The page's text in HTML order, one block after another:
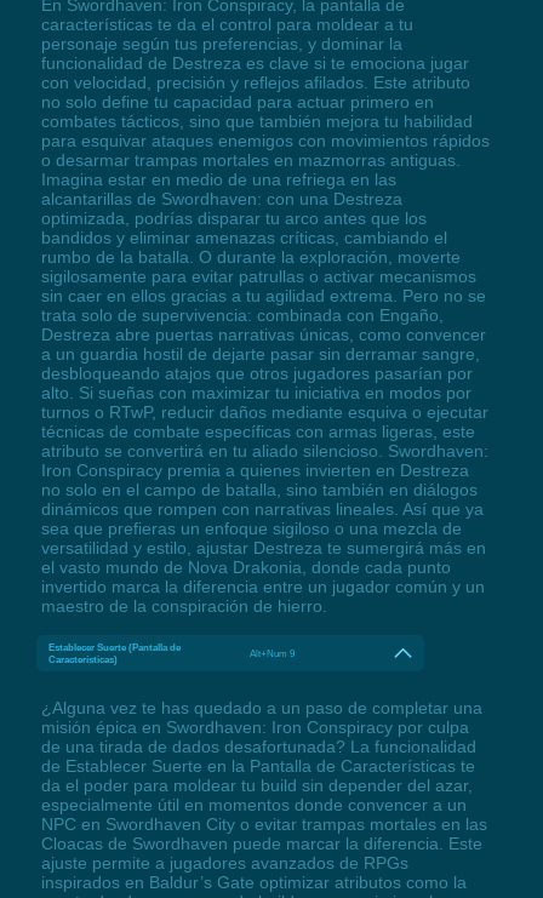
En Swordhaven: Iron Conspiracy, la pantalla de
características te da el control para moldear a tu
personaje según tus preferencias, y dominar la
funcionalidad de Destreza es clave si te emociona jugar
con velocidad, precisión y reflejos afilados. Este atributo
no solo define tu capacidad para actuar primero en
combates tácticos, sino que también mejora tu habilidad
para esquivar ataques enemigos con movimientos rápidos
o desarmar trampas mortales en mazmorras antiguas.
Imagina estar en medio de una refriega en las
alcantarillas de Swordhaven: con una Destreza
optimizada, podrías disparar tu arco antes que los
bandidos y eliminar amenazas críticas, cambiando el
rumbo de la batalla. O durante la exploración, moverte
sigilosamente para evitar patrullas o activar mecanismos
sin caer en ellos gracias a tu agilidad extrema. Pero no se
trata solo de supervivencia: combinada con Engaño,
Destreza abre puertas narrativas únicas, como convencer
a un guardia hostil de dejarte pasar sin derramar sangre,
desbloqueando atajos que otros jugadores pasarían por
alto. Si sueñas con maximizar tu iniciativa en modos por
turnos o RTwP, reducir daños mediante esquiva o ejecutar
técnicas de combate específicas con armas ligeras, este
atributo se convertirá en tu aliado silencioso. Swordhaven:
Iron Conspiracy premia a quienes invierten en Destreza
no solo en el campo de batalla, sino también en diálogos
dinámicos que rompen con narrativas lineales. Así que ya
sea que prefieras un enfoque sigiloso o una mezcla de
versatilidad y estilo, ajustar Destreza te sumergirá más en
el vasto mundo de Nova Drakonia, donde cada punto
invertido marca la diferencia entre un jugador común y un
maestro de la conspiración de hierro.
Establecer Suerte (Pantalla de
Características)
Alt+Num 9
¿Alguna vez te has quedado a un paso de completar una
misión épica en Swordhaven: Iron Conspiracy por culpa
de una tirada de dados desafortunada? La funcionalidad
de Establecer Suerte en la Pantalla de Características te
da el poder para moldear tu build sin depender del azar,
especialmente útil en momentos donde convencer a un
NPC en Swordhaven City o evitar trampas mortales en las
Cloacas de Swordhaven puede marcar la diferencia. Este
ajuste permite a jugadores avanzados de RPGs
inspirados en Baldur’s Gate optimizar atributos como la